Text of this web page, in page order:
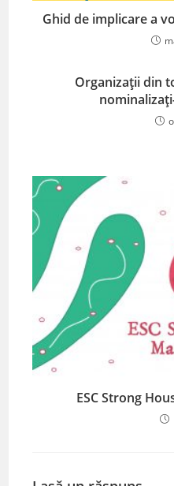
Ghid de implicare a
Organizații din
ESC Strong